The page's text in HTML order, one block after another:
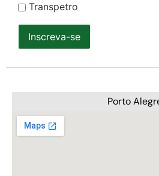
Transpetro
Inscreva-se
Porto